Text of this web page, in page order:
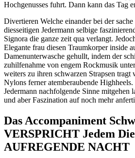
Hochgenusses fuhrt. Dann kann das Tag
Divertieren Welche einander bei der
diesseitigen Jedermann selbige
Signora die ganze zeit qua verlangt.
Elegante frau diesen Traumkorper inside
Damenunterwasche gehullt, indem der
zuhilfenahme von engem Rockmusik
weiters zu ihren schwarzen Strapsen tragt
Nylons ferner atemberaubende
Jedermann nachfolgende Sinne mitgehen
und aber Faszination auf noch mehr
Das Accompaniment
VERSPRICHT Jedem
AUFREGENDE NACHT